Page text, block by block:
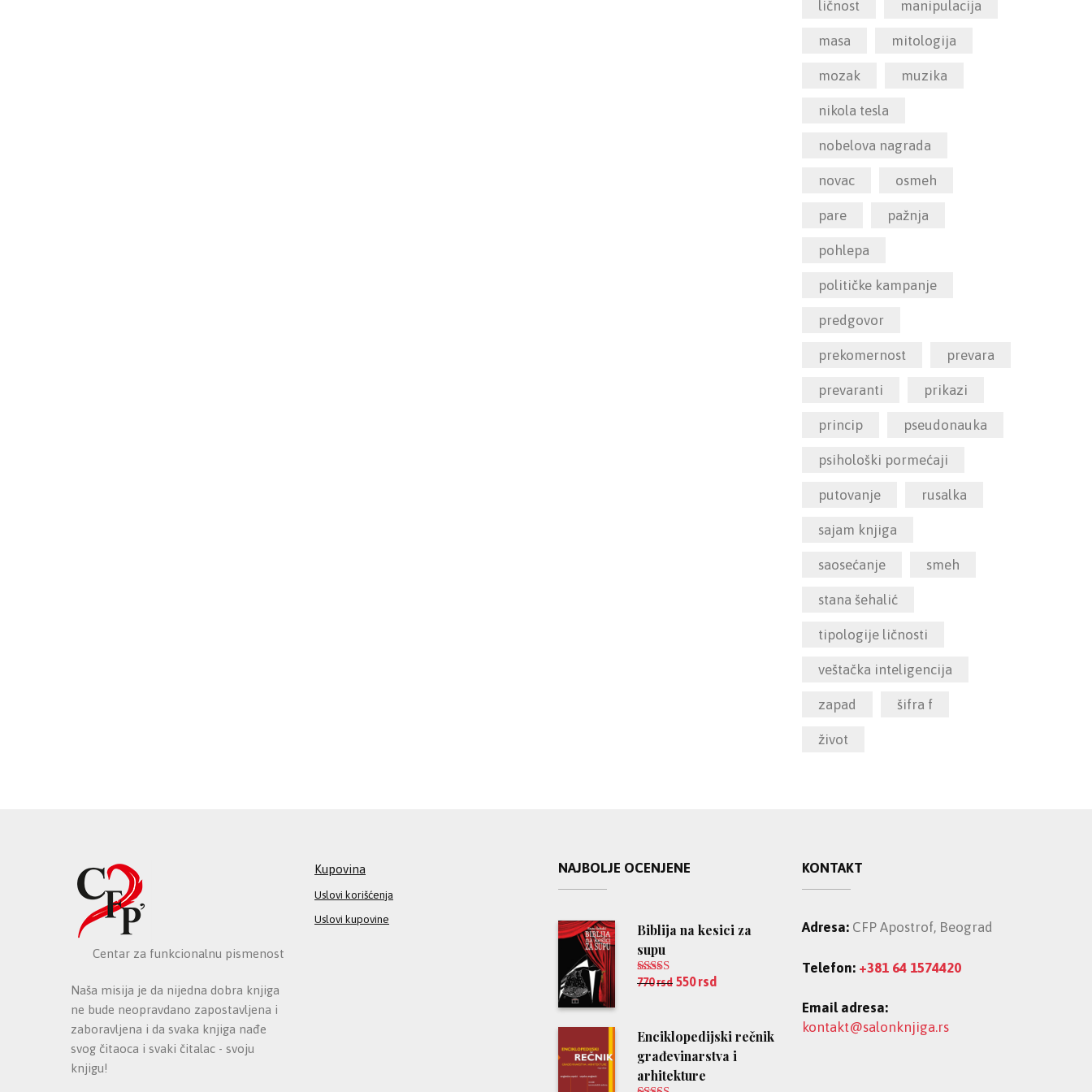
ličnost manipulacija
masa mitologija
mozak muzika
nikola tesla
nobelova nagrada
novac osmeh
pare pažnja
pohlepa
političke kampanje
predgovor
prekomernost prevara
prevaranti prikazi
princip pseudonauka
psihološki pormećaji
putovanje rusalka
sajam knjiga
saosećanje smeh
stana šehalić
tipologije ličnosti
veštačka inteligencija
zapad šifra f
život
Centar za funkcionalnu pismenost
Naša misija je da nijedna dobra knjiga
ne bude neopravdano zapostavljena i
zaboravljena i da svaka knjiga nađe
svog čitaoca i svaki čitalac - svoju
knjigu!
Kupovina
Uslovi korišćenja
Uslovi kupovine
NAJBOLJE OCENJENE
Biblija na kesici za
supu
Ocenjeno
770rsd 550 rsd
Enciklopedijski rečnik
građevinarstva i
arhitekture
KONTAKT
Adresa: CFP Apostrof, Beograd
Telefon: +381 64 1574420
Email adresa:
kontakt@salonknjiga.rs